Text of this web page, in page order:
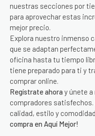
nuestras secciones por
para aprovechar estas
mejor precio.
Explora nuestro inmenso
que se adaptan
oficina hasta tu tiempo
tiene preparado para ti y
comprar online.
Regístrate ahora y únete
compradores satisfechos.
calidad, estilo y
compra en Aquí Mejor!